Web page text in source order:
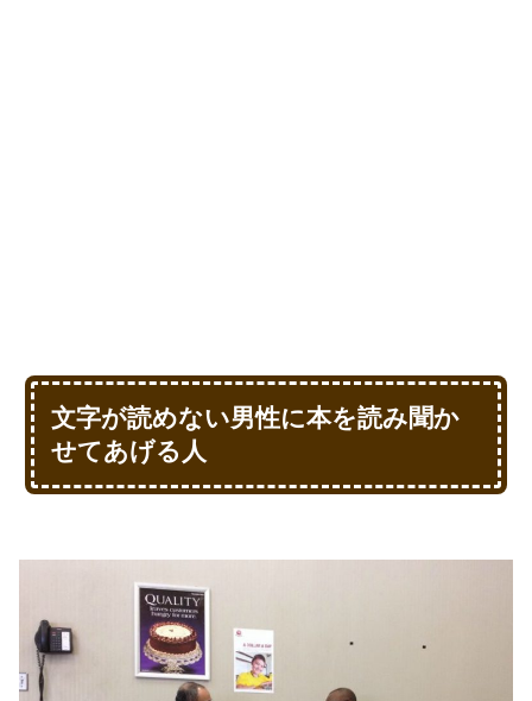
文字が読めない男性に本を読み聞か
せてあげる人